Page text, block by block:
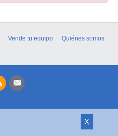
X
Vende tu equipo
Quiénes somos